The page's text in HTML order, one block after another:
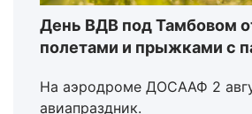
День ВДВ под Тамбовом
полетами и прыжками с
На аэродроме ДОСААФ 2
авиапраздник.